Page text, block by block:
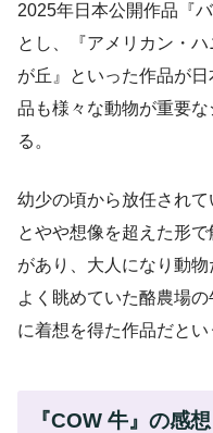
2025年日本公開作品『
とし、『アメリカン・
が丘』といった作品が
品も様々な動物が重要
る。
幼少の頃から放任され
とやや想像を超えた形
があり、大人になり動
よく眺めていた酪農場
に着想を得た作品だとい
『COW 牛』の感想